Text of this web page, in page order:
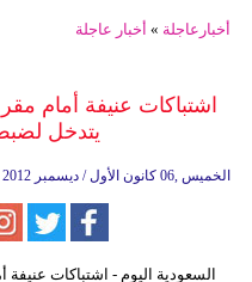
أخبارعاجلة » أخبار عاجلة
اشتباكات عنيفة أمام
يتدخل
18:19 2012 الخميس ,06 كانون الأول / ديسمبر